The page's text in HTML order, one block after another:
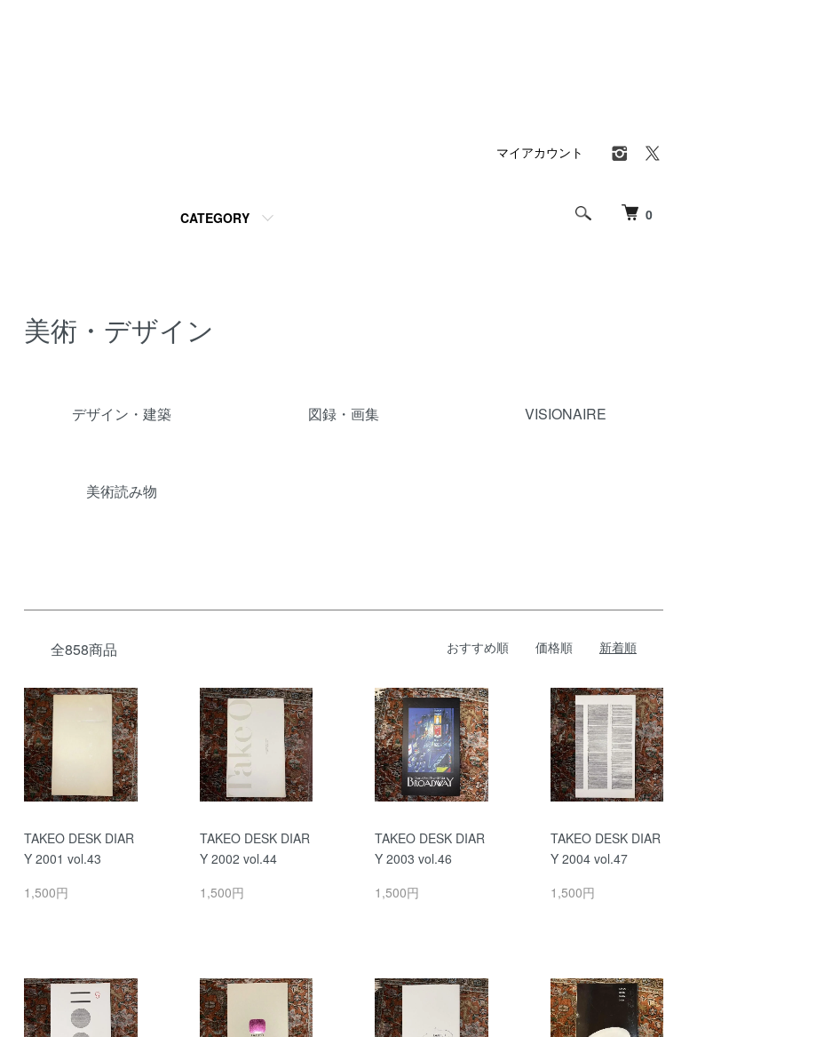
0
CATEGORY
マイアカウント
美術・デザイン
デザイン・建築
図録・画集 VISIONAIRE
美術読み物
全858商品 おすすめ順 価格順 新着順
TAKEO DESK DIAR
Y 2001 vol.43
1,500円
TAKEO DESK DIAR
Y 2002 vol.44
1,500円
TAKEO DESK DIAR
Y 2003 vol.46
1,500円
TAKEO DESK DIAR
Y 2004 vol.47
1,500円